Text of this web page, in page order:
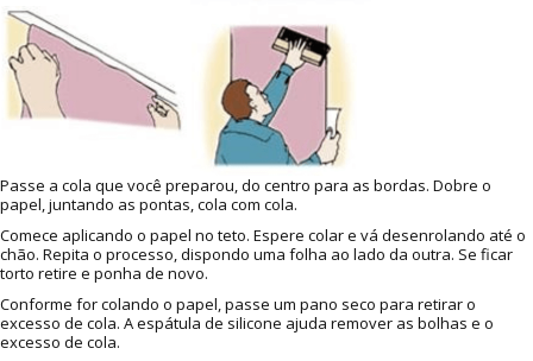
Passe a cola que você preparou, do centro para as bordas. Dobre o
papel, juntando as pontas, cola com cola.
Comece aplicando o papel no teto. Espere colar e vá desenrolando até o
chão. Repita o processo, dispondo uma folha ao lado da outra. Se ficar
torto retire e ponha de novo.
Conforme for colando o papel, passe um pano seco para retirar o
excesso de cola. A espátula de silicone ajuda remover as bolhas e o
excesso de cola.